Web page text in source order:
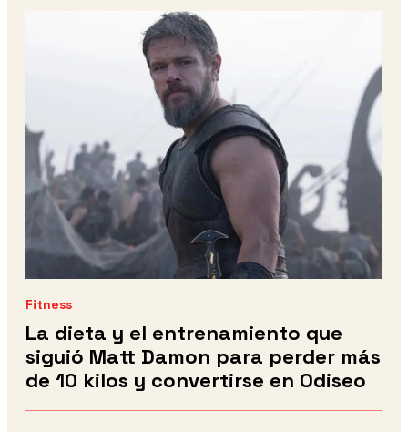
Fitness
La dieta y el entrenamiento que
siguió Matt Damon para perder más
de 10 kilos y convertirse en Odiseo